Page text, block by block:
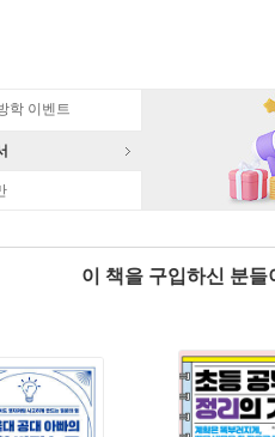
학 이벤트
이 책을 구입하신 분